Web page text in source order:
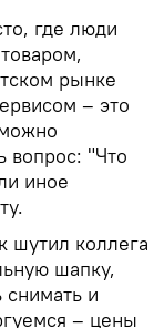
где люди
рынке
– это
вопрос: "Что
иное
шутил коллега
шапку,
и
– цены